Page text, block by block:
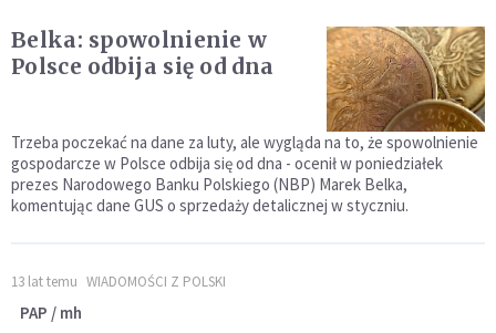
Belka: spowolnienie w
Polsce odbija się od dna
Trzeba poczekać na dane za luty, ale wygląda na to, że spowolnienie
gospodarcze w Polsce odbija się od dna - ocenił w poniedziałek
prezes Narodowego Banku Polskiego (NBP) Marek Belka,
komentując dane GUS o sprzedaży detalicznej w styczniu.
13 lat temu WIADOMOŚCI Z POLSKI
PAP / mh